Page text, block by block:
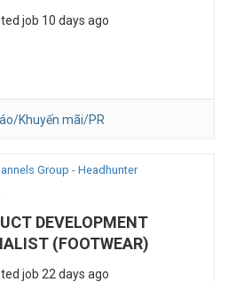
REMOTE)
job 10 days ago
Khuyến mãi/PR
Group - Headhunter
DEVELOPMENT
(FOOTWEAR)
job 22 days ago